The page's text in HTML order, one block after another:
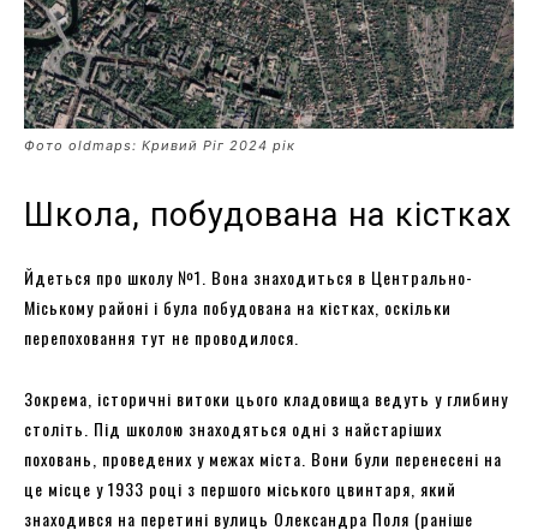
Фото oldmaps: Кривий Ріг 2024 рік
Школа, побудована на кістках
Йдеться про школу №1. Вона знаходиться в Центрально-
Міському районі і була побудована на кістках, оскільки
перепоховання тут не проводилося.
Зокрема, історичні витоки цього кладовища ведуть у глибину
століть. Під школою знаходяться одні з найстаріших
поховань, проведених у межах міста. Вони були перенесені на
це місце у 1933 році з першого міського цвинтаря, який
знаходився на перетині вулиць Олександра Поля (раніше